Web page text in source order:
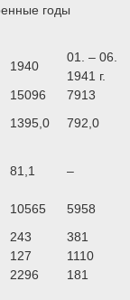
годы
1940
01. – 06.
1941 г.
15096
7913
1395,0
792,0
81,1 –
10565
5958
243
127
2296
381
1110
181